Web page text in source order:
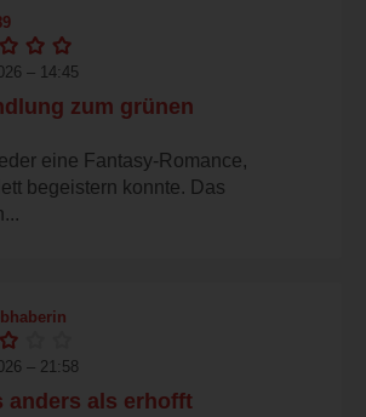
– 14:45
zum grünen
eine Fantasy-Romance,
begeistern konnte. Das
– 21:58
anders als erhofft